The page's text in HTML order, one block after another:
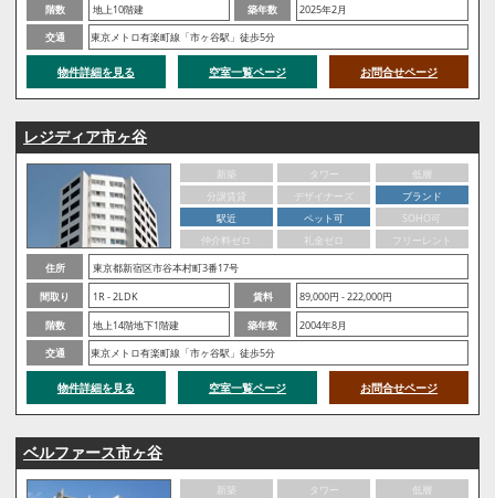
階数
地上10階建 築年数
2025年2月
交通
東京メトロ有楽町線「市ヶ谷駅」徒歩5分
物件詳細を見る 空室一覧ページ お問合せページ
レジディア市ヶ谷
新築 タワー
低層
分譲賃貸
デザイナーズ
ブランド
駅近
ペット可
SOHO可
仲介料ゼロ
礼金ゼロ
フリーレント
住所
東京都新宿区市谷本村町3番17号
間取り
1R - 2LDK 賃料
89,000円 - 222,000円
階数
地上14階地下1階建 築年数
2004年8月
交通
東京メトロ有楽町線「市ヶ谷駅」徒歩5分
物件詳細を見る 空室一覧ページ お問合せページ
ベルファース市ヶ谷
新築 タワー
低層